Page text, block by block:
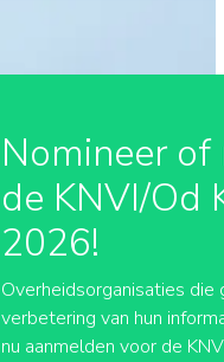
Nomineer
de KNVI/Od
2026!
Overheidsorganisaties
verbetering van hun
nu aanmelden voor de